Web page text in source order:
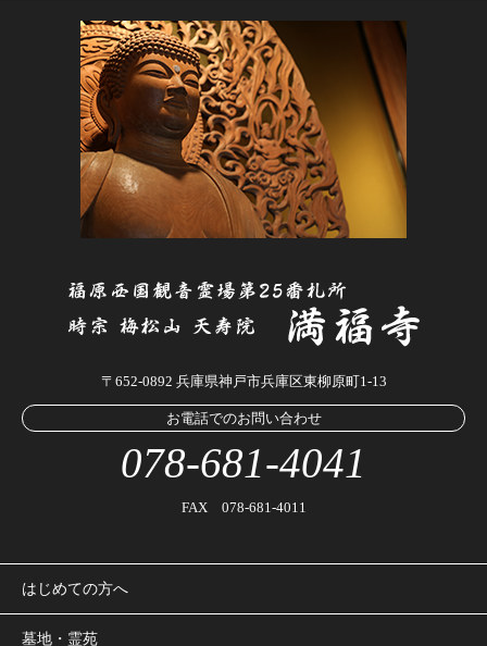
〒652-0892 兵庫県神戸市兵庫区東柳原町1-13
お電話でのお問い合わせ
078-681-4041
FAX 078-681-4011
はじめての方へ
墓地・霊苑